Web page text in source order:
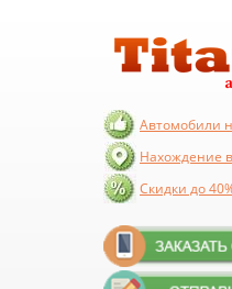
Автомобили
Нахождение
Скидки до